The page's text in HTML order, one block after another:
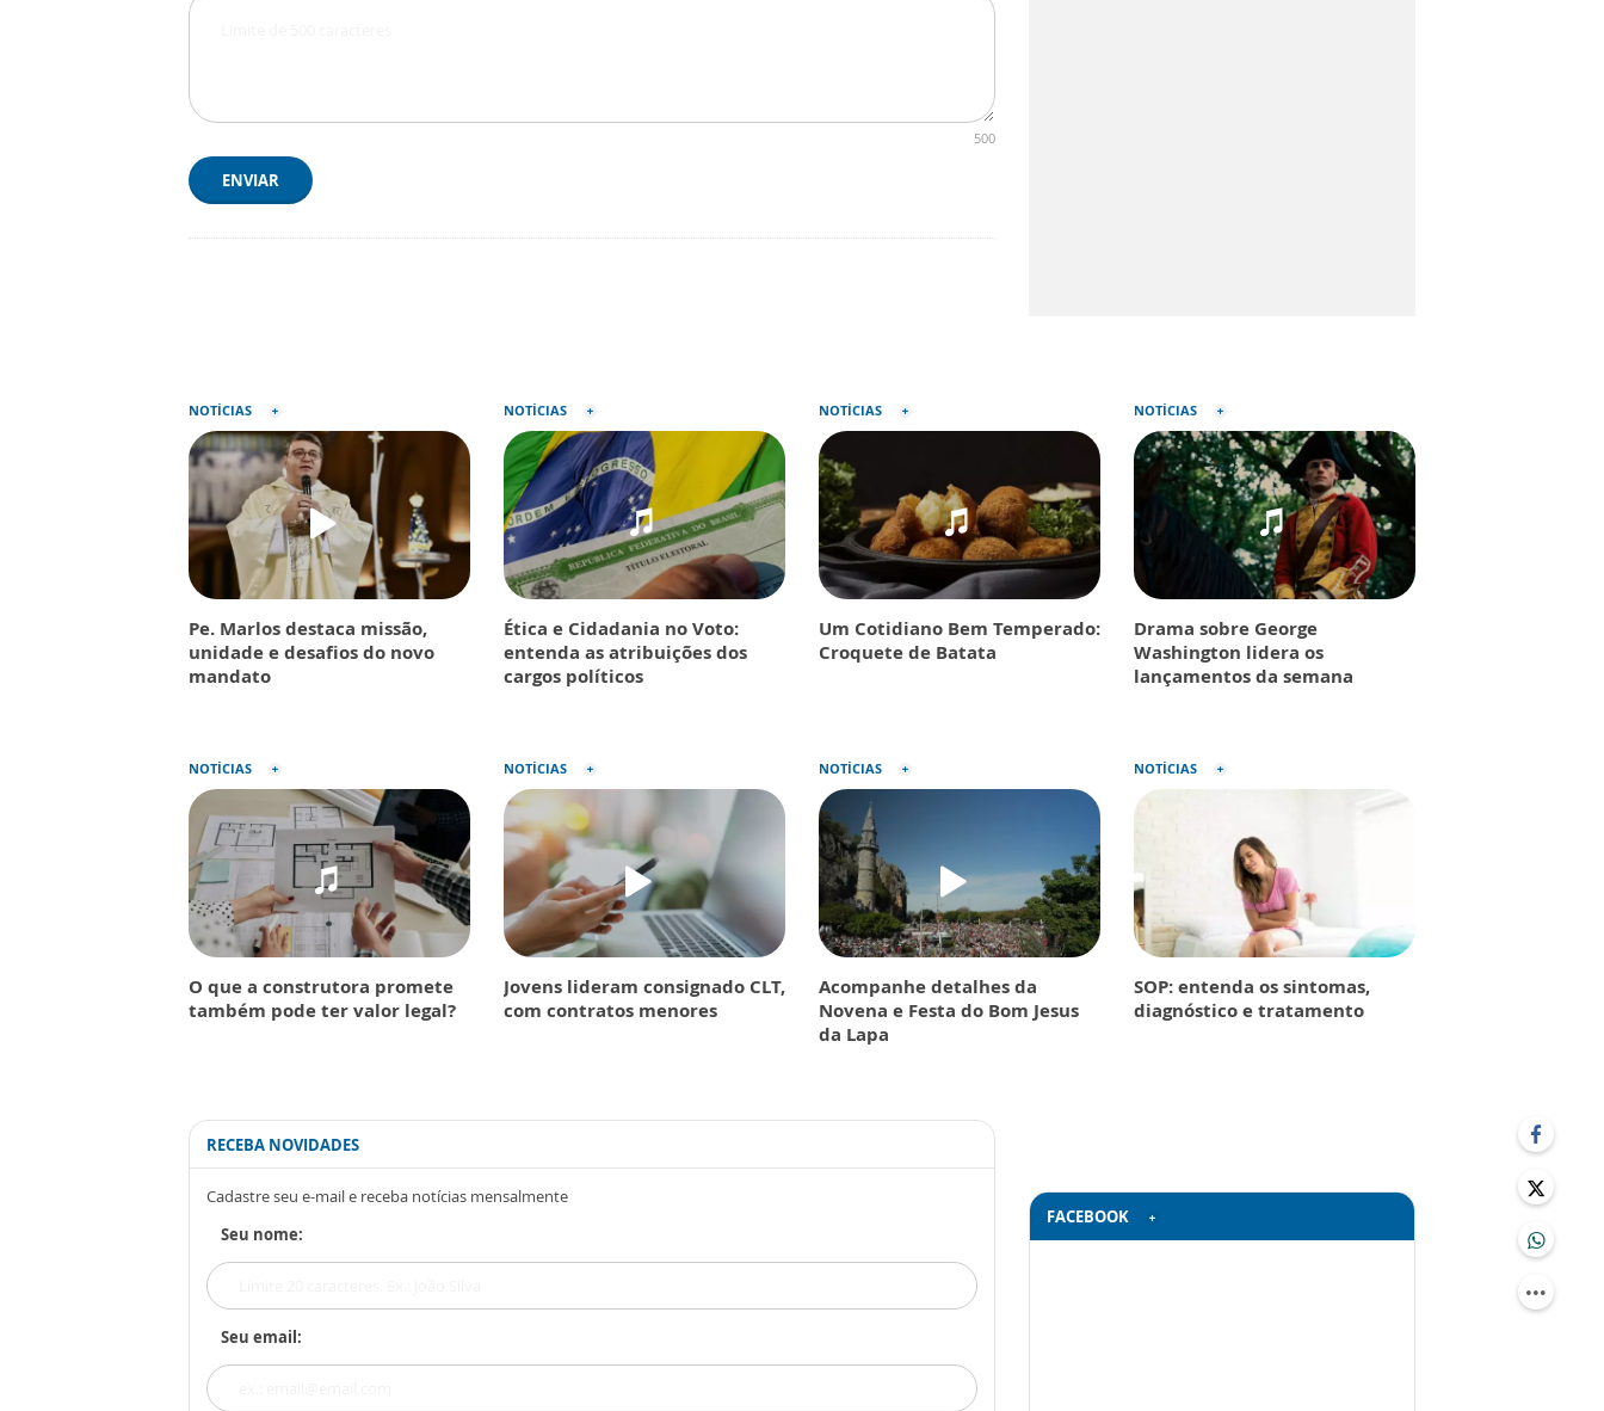
500
ENVIAR
NOTÍCIAS
Pe. Marlos destaca missão,
unidade e desafios do novo
mandato
NOTÍCIAS
Ética e Cidadania no Voto:
entenda as atribuições dos
cargos políticos
NOTÍCIAS
Um Cotidiano Bem Temperado:
Croquete de Batata
NOTÍCIAS
Drama sobre George
Washington lidera os
lançamentos da semana
NOTÍCIAS
O que a construtora promete
também pode ter valor legal?
NOTÍCIAS
Jovens lideram consignado CLT,
com contratos menores
NOTÍCIAS
Acompanhe detalhes da
Novena e Festa do Bom Jesus
da Lapa
NOTÍCIAS
SOP: entenda os sintomas,
diagnóstico e tratamento
RECEBA NOVIDADES
Cadastre seu e-mail e receba notícias mensalmente
Seu nome:
Seu email:
FACEBOOK